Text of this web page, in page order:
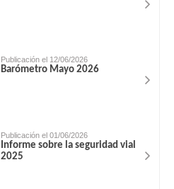
Publicación el 12/06/2026
Barómetro Mayo 2026
Publicación el 01/06/2026
Informe sobre la seguridad vial
2025